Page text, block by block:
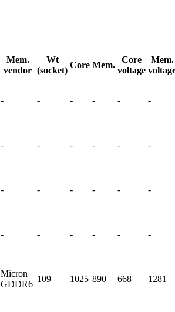
Mem.
vendor
Wt
(socket)
Core Mem.
Core
voltage
Mem.
- - - - - -
- - - - - -
- - - - - -
- - - - - -
Micron
GDDR6
109 1025 890 668 1281